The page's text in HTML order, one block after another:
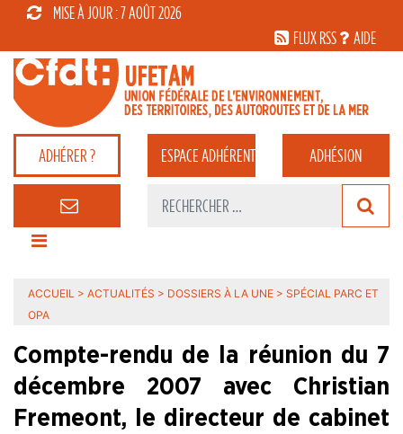
MISE À JOUR : 7 AOÛT 2026
FLUX RSS
AIDE
ADHÉRER ? ESPACEADHÉRENT ADHÉSION
ACCUEIL > ACTUALITÉS > DOSSIERS À LA UNE > SPÉCIAL PARC ET
OPA
Compte-rendu de la réunion du 7
décembre 2007 avec Christian
Fremeont, le directeur de cabinet